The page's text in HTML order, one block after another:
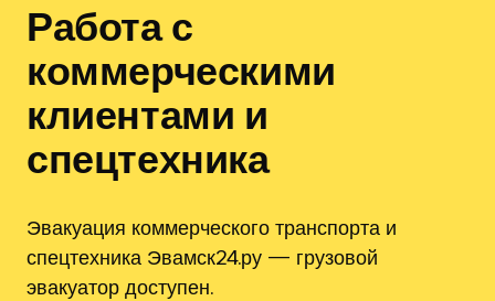
Работа с
коммерческими
клиентами и
спецтехника
Эвакуация коммерческого транспорта и
спецтехника Эвамск24.ру — грузовой
эвакуатор доступен.